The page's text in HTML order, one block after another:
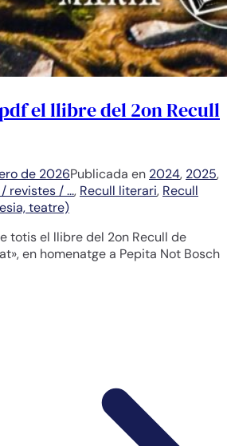
el llibre del 2on Recull
de 2026Publicada en 2024, 2025,
revistes / ..., Recull literari, Recull
teatre)
totis el llibre del 2on Recull de
en homenatge a Pepita Not Bosch